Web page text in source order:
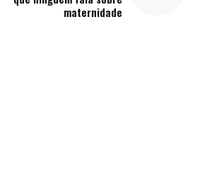
maternidade